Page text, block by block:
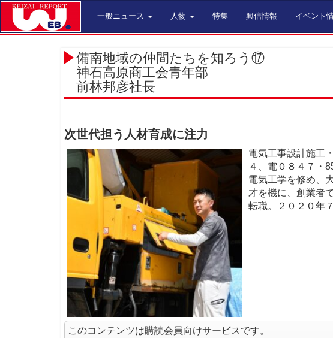
一般ニュース 人物 特集 興信情報 イベント
備南地域の仲間たちを知ろう⑰
神石高原商工会青年部
前林邦彦社長
次世代担う人材育成に注力
電気工事設計施工
４、電０８４７・
電気工学を修め、
才を機に、創業者
転職。２０２０年
このコンテンツは購読会員向けサービスです。